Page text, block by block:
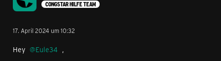
CONGSTAR HILFE TEAM
17. April 2024 um 10:32
Hey Eule34 ,